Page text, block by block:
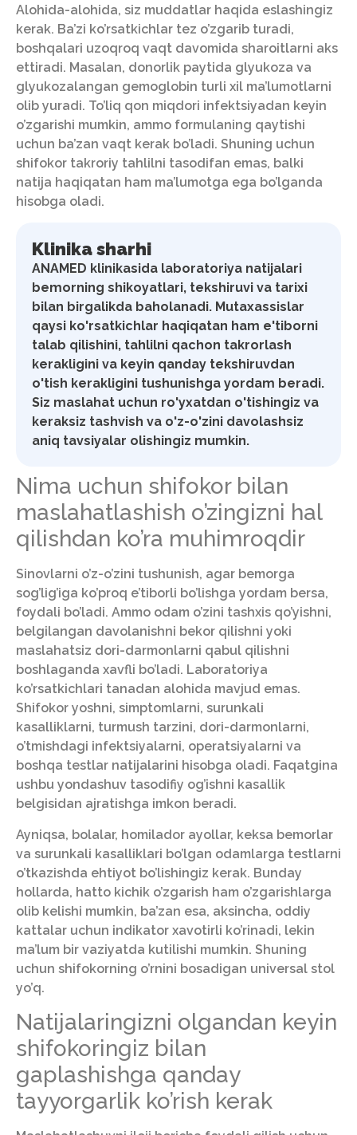
Alohida-alohida, siz muddatlar haqida eslashingiz
kerak. Ba’zi ko’rsatkichlar tez o’zgarib turadi,
boshqalari uzoqroq vaqt davomida sharoitlarni aks
ettiradi. Masalan, donorlik paytida glyukoza va
glyukozalangan gemoglobin turli xil ma’lumotlarni
olib yuradi. To’liq qon miqdori infektsiyadan keyin
o’zgarishi mumkin, ammo formulaning qaytishi
uchun ba’zan vaqt kerak bo’ladi. Shuning uchun
shifokor takroriy tahlilni tasodifan emas, balki
natija haqiqatan ham ma’lumotga ega bo’lganda
hisobga oladi.
Klinika sharhi
ANAMED klinikasida laboratoriya natijalari
bemorning shikoyatlari, tekshiruvi va tarixi
bilan birgalikda baholanadi. Mutaxassislar
qaysi ko'rsatkichlar haqiqatan ham e'tiborni
talab qilishini, tahlilni qachon takrorlash
kerakligini va keyin qanday tekshiruvdan
o'tish kerakligini tushunishga yordam beradi.
Siz maslahat uchun ro'yxatdan o'tishingiz va
keraksiz tashvish va o'z-o'zini davolashsiz
aniq tavsiyalar olishingiz mumkin.
Nima uchun shifokor bilan
maslahatlashish o’zingizni hal
qilishdan ko’ra muhimroqdir
Sinovlarni o’z-o’zini tushunish, agar bemorga
sog’lig’iga ko’proq e’tiborli bo’lishga yordam bersa,
foydali bo’ladi. Ammo odam o’zini tashxis qo’yishni,
belgilangan davolanishni bekor qilishni yoki
maslahatsiz dori-darmonlarni qabul qilishni
boshlaganda xavfli bo’ladi. Laboratoriya
ko’rsatkichlari tanadan alohida mavjud emas.
Shifokor yoshni, simptomlarni, surunkali
kasalliklarni, turmush tarzini, dori-darmonlarni,
o’tmishdagi infektsiyalarni, operatsiyalarni va
boshqa testlar natijalarini hisobga oladi. Faqatgina
ushbu yondashuv tasodifiy og’ishni kasallik
belgisidan ajratishga imkon beradi.
Ayniqsa, bolalar, homilador ayollar, keksa bemorlar
va surunkali kasalliklari bo’lgan odamlarga testlarni
o’tkazishda ehtiyot bo’lishingiz kerak. Bunday
hollarda, hatto kichik o’zgarish ham o’zgarishlarga
olib kelishi mumkin, ba’zan esa, aksincha, oddiy
kattalar uchun indikator xavotirli ko’rinadi, lekin
ma’lum bir vaziyatda kutilishi mumkin. Shuning
uchun shifokorning o’rnini bosadigan universal stol
yo’q.
Natijalaringizni olgandan keyin
shifokoringiz bilan
gaplashishga qanday
tayyorgarlik ko’rish kerak